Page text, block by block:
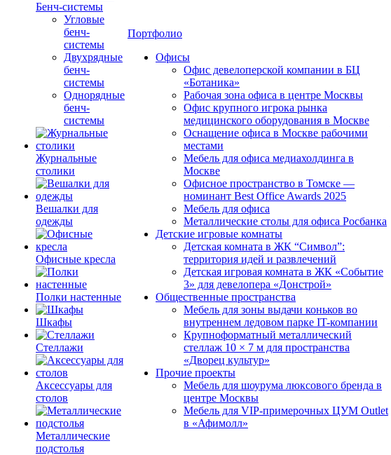
Бенч-системы
Угловые
бенч-
системы
Двухрядные
бенч-
системы
Однорядные
бенч-
системы
Журнальные
столики
Вешалки для
одежды
Офисные кресла
Полки настенные
Шкафы
Стеллажи
Аксессуары для
столов
Металлические
подстолья
Портфолио
Офисы
Офис девелоперской компании в БЦ
«Ботаника»
Рабочая зона офиса в центре Москвы
Офис крупного игрока рынка
медицинского оборудования в Москве
Оснащение офиса в Москве рабочими
местами
Мебель для офиса медиахолдинга в
Москве
Офисное пространство в Томске —
номинант Best Office Awards 2025
Мебель для офиса
Металлические столы для офиса Росбанка
Детские игровые комнаты
Детская комната в ЖК “Символ”:
территория идей и развлечений
Детская игровая комната в ЖК «Событие
3» для девелопера «Донстрой»
Общественные пространства
Мебель для зоны выдачи коньков во
внутреннем ледовом парке IT-компании
Крупноформатный металлический
стеллаж 10 × 7 м для пространства
«Дворец культур»
Прочие проекты
Мебель для шоурума люксового бренда в
центре Москвы
Мебель для VIP-примерочных ЦУМ Outlet
в «Афимолл»